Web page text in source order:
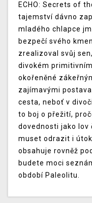
ECHO: Secrets of
tajemství dávno
mladého chlapce
bezpečí svého
zrealizoval svůj
divokém
okořeněné
zajímavými
cesta, neboť v
to boj o přežití,
dovednosti jako lov
muset odrazit i útok
obsahuje rovněž
budete moci
období Paleolitu.